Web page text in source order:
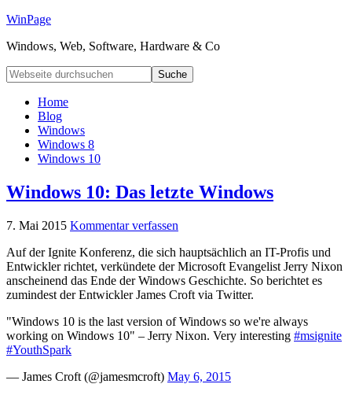
WinPage
Windows, Web, Software, Hardware & Co
Home
Blog
Windows
Windows 8
Windows 10
Windows 10: Das letzte Windows
7. Mai 2015 Kommentar verfassen
Auf der Ignite Konferenz, die sich hauptsächlich an IT-Profis und
Entwickler richtet, verkündete der Microsoft Evangelist Jerry Nixon
anscheinend das Ende der Windows Geschichte. So berichtet es
zumindest der Entwickler James Croft via Twitter.
"Windows 10 is the last version of Windows so we're always
working on Windows 10" – Jerry Nixon. Very interesting #msignite
#YouthSpark
— James Croft (@jamesmcroft) May 6, 2015